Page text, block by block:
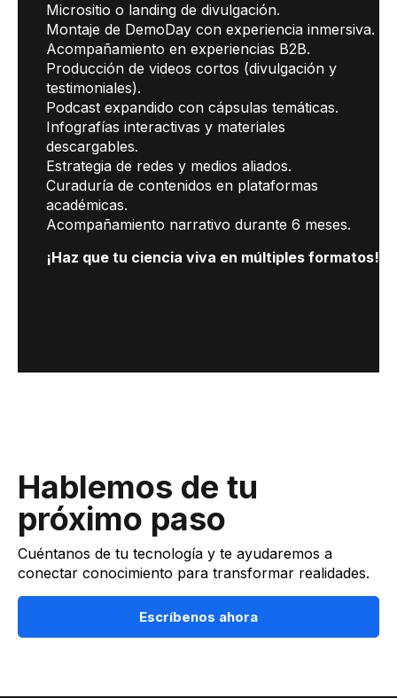
Micrositio o landing de divulgación.
Montaje de DemoDay con experiencia inmersiva.
Acompañamiento en experiencias B2B.
Producción de videos cortos (divulgación y
testimoniales).
Podcast expandido con cápsulas temáticas.
Infografías interactivas y materiales
descargables.
Estrategia de redes y medios aliados.
Curaduría de contenidos en plataformas
académicas.
Acompañamiento narrativo durante 6 meses.
¡Haz que tu ciencia viva en múltiples formatos!
Hablemos de tu
próximo paso
Cuéntanos de tu tecnología y te ayudaremos a
conectar conocimiento para transformar realidades.
Escríbenos ahora